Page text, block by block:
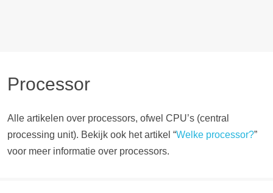
Processor
Alle artikelen over processors, ofwel CPU’s (central
processing unit). Bekijk ook het artikel “Welke processor?”
voor meer informatie over processors.